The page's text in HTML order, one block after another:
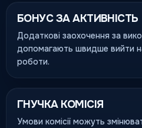
БОНУС ЗА АКТИВНІСТЬ
Додаткові заохочення за
допомагають швидше вийти
роботи.
ГНУЧКА КОМІСІЯ
Умови комісії можуть